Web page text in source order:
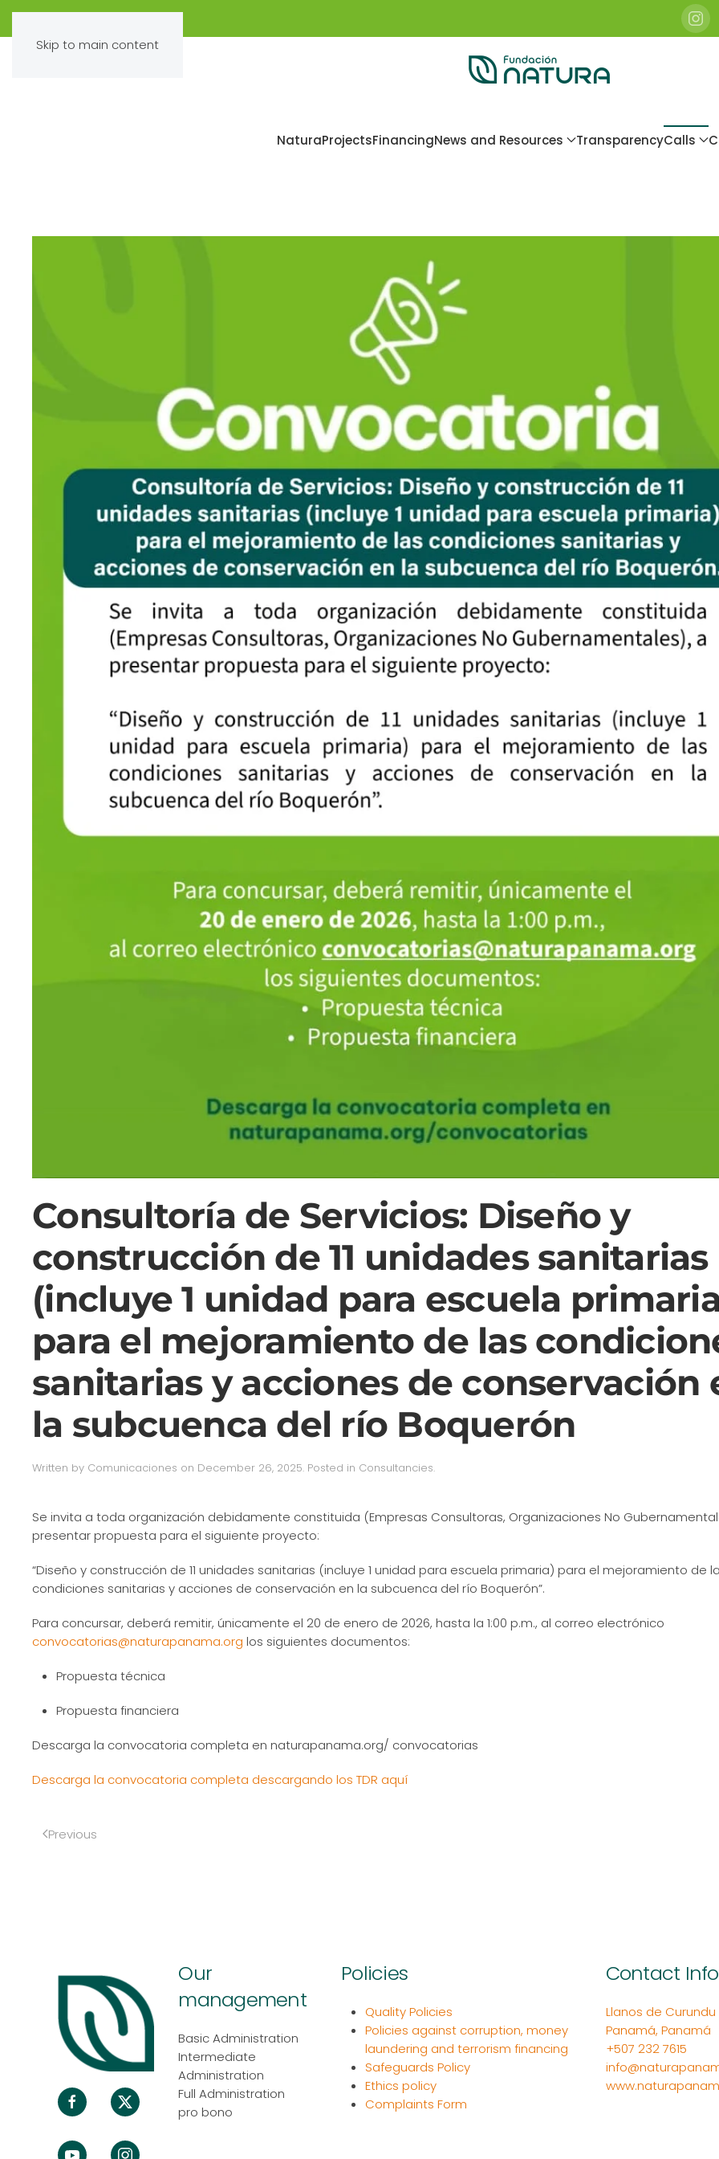
Skip to main content
NaturaProjectsFinancingNews and Resources TransparencyCalls
Consultoría de Servicios: Diseño y
construcción de 11 unidades sanitarias
(incluye 1 unidad para escuela
para el mejoramiento de las
sanitarias y acciones de conservación
la subcuenca del río Boquerón
Written by Comunicaciones on December 26, 2025. Posted in Consultancies.
Se invita a toda organización debidamente constituida (Empresas Consultoras, Organizaciones No
presentar propuesta para el siguiente proyecto:
“Diseño y construcción de 11 unidades sanitarias (incluye 1 unidad para escuela primaria) para el mejoramiento de
condiciones sanitarias y acciones de conservación en la subcuenca del río Boquerón”.
Para concursar, deberá remitir, únicamente el 20 de enero de 2026, hasta la 1:00 p.m., al correo electrónico
convocatorias@naturapanama.org los siguientes documentos:
Propuesta técnica
Propuesta financiera
Descarga la convocatoria completa en naturapanama.org/ convocatorias
Descarga la convocatoria completa descargando los TDR aquí
Previous
Our
management
Basic Administration
Intermediate
Administration
Full Administration
pro bono
Policies
Quality Policies
Policies against corruption, money
laundering and terrorism financing
Safeguards Policy
Ethics policy
Complaints Form
Contact
Llanos de Curundu
Panamá, Panamá
+507 232 7615